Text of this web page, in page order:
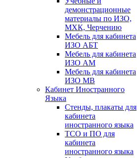
демонстрационные
материалы по ИЗО,
МХК, Черчению
Мебель для кабинета
ИЗО АБТ
Мебель для кабинета
ИЗО АМ
Мебель для кабинета
ИЗО МВ
Кабинет Иностранного
Языка
Стенды, плакаты для
кабинета
иностранного языка
ТСО и ПО для
кабинета
иностранного языка